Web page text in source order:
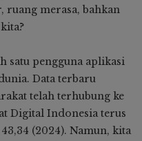
merasa, bahkan
satu pengguna aplikasi
Data terbaru
telah terhubung ke
Digital Indonesia terus
(2024). Namun, kita